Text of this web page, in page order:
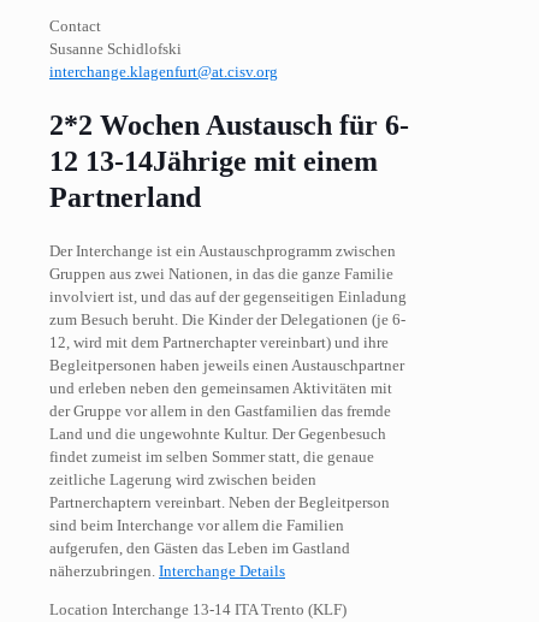
Contact
Susanne Schidlofski
interchange.klagenfurt@at.cisv.org
2*2 Wochen Austausch für 6-
12 13-14Jährige mit einem
Partnerland
Der Interchange ist ein Austauschprogramm zwischen
Gruppen aus zwei Nationen, in das die ganze Familie
involviert ist, und das auf der gegenseitigen Einladung
zum Besuch beruht. Die Kinder der Delegationen (je 6-
12, wird mit dem Partnerchapter vereinbart) und ihre
Begleitpersonen haben jeweils einen Austauschpartner
und erleben neben den gemeinsamen Aktivitäten mit
der Gruppe vor allem in den Gastfamilien das fremde
Land und die ungewohnte Kultur. Der Gegenbesuch
findet zumeist im selben Sommer statt, die genaue
zeitliche Lagerung wird zwischen beiden
Partnerchaptern vereinbart. Neben der Begleitperson
sind beim Interchange vor allem die Familien
aufgerufen, den Gästen das Leben im Gastland
näherzubringen. Interchange Details
Location Interchange 13-14 ITA Trento (KLF)